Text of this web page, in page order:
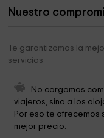
Iglesia de Santa Úrsula
Rotonda Silva
Ermita de les Virtuts
Mas de Vilella
Arbreda dels castanyers
Nuestro
Te garantizamos la
servicios
No cargamos
viajeros, sino a los
Por eso te ofrecemos
mejor precio.